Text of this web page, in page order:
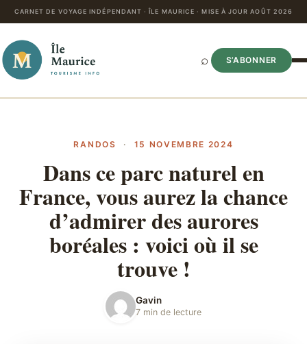
CARNET DE VOYAGE INDÉPENDANT · ÎLE MAURICE · MISE À JOUR AOÛT 2026
⌕ S’ABONNER
RANDOS · 15 NOVEMBRE 2024
Dans ce parc naturel en
France, vous aurez la chance
d’admirer des aurores
boréales : voici où il se
trouve !
Gavin
7 min de lecture